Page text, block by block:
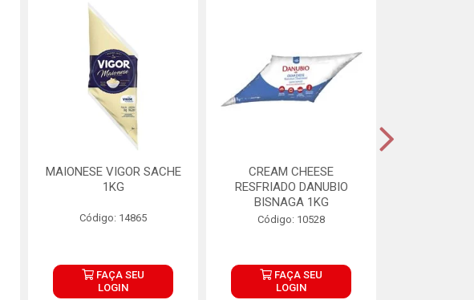
MAIONESE VIGOR SACHE
1KG
Código: 14865
FAÇA SEU
LOGIN
CREAM CHEESE
RESFRIADO DANUBIO
BISNAGA 1KG
Código: 10528
FAÇA SEU
LOGIN